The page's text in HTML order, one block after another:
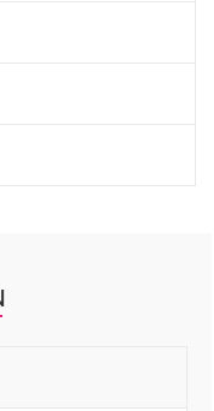
på mindre
kombineret med
materialer